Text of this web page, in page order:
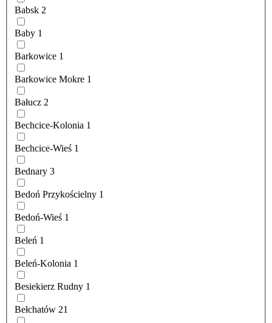
Babsk 2
Baby 1
Barkowice 1
Barkowice Mokre 1
Bałucz 2
Bechcice-Kolonia 1
Bechcice-Wieś 1
Bednary 3
Bedoń Przykościelny 1
Bedoń-Wieś 1
Beleń 1
Beleń-Kolonia 1
Besiekierz Rudny 1
Bełchatów 21